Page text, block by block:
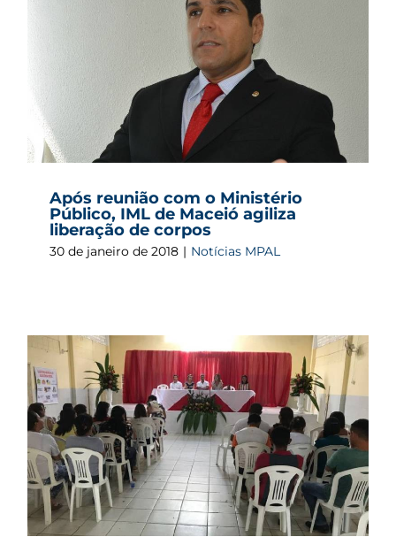
Após reunião com o Ministério
Público, IML de Maceió agiliza
liberação de corpos
30 de janeiro de 2018 | Notícias MPAL